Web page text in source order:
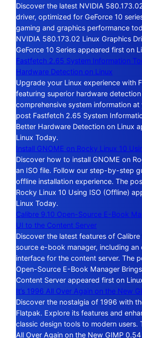
Discover the latest NVIDIA
driver, optimized for GeForce 10
gaming and graphics performance
NVIDIA 580.173.02 Linux Graphics
GeForce 10 Series appeared first on
Fastfetch 2.65 System Information
Hardware Detection on Linux
Upgrade your Linux experience with
featuring superior hardware
comprehensive system information
post Fastfetch 2.65 System
Better Hardware Detection on Linux
Linux Today.
Install GNOME on Rocky Linux 10
Discover how to install GNOME on
an ISO file. Follow our step-by-step
offline installation experience. The
Rocky Linux 10 Using ISO (Offline)
Linux Today.
Calibre 9.10 Open-Source E-Book
UI to the Content Server
Discover the latest features of
source e-book manager, including an
interface for the content server. The
Open-Source E-Book Manager
Content Server appeared first on
It’s 1996 All Over Again on the New
Discover the nostalgia of 1996 with
Flatpak. Explore its features and
classic design tools to modern users.
All Over Again on the New GIMP